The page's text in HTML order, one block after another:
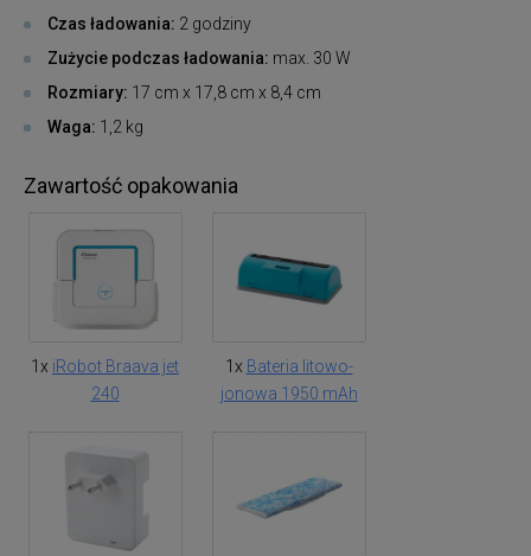
Czas ładowania: 2 godziny
Zużycie podczas ładowania: max. 30 W
Rozmiary: 17 cm x 17,8 cm x 8,4 cm
Waga: 1,2 kg
Zawartość opakowania
1x iRobot Braava jet
240
1x Bateria litowo-
jonowa 1950 mAh